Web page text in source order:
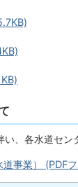
、各水道セン
事業） (PDF